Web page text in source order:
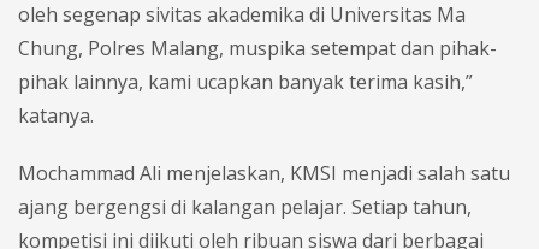
oleh segenap sivitas akademika di Universitas Ma
Chung, Polres Malang, muspika setempat dan pihak-
pihak lainnya, kami ucapkan banyak terima kasih,”
katanya.
Mochammad Ali menjelaskan, KMSI menjadi salah satu
ajang bergengsi di kalangan pelajar. Setiap tahun,
kompetisi ini diikuti oleh ribuan siswa dari berbagai